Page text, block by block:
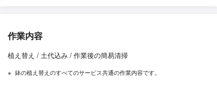
作業内容
植え替え / 土代込み / 作業後の簡易清掃
鉢の植え替えのすべてのサービス共通の作業内容です。